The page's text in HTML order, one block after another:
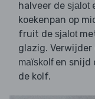
halveer de sjalot
koekenpan op
fruit de sjalot
glazig.
maïskolfen snijd
de kolf.